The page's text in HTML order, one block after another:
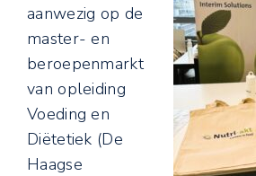
aanwezig op de
master- en
beroepenmarkt
van opleiding
Voeding en
Diëtetiek (De
Haagse